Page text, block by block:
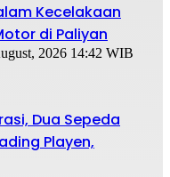
Kecelakaan
di Paliyan
2026 14:42 WIB
Dua Sepeda
Playen,